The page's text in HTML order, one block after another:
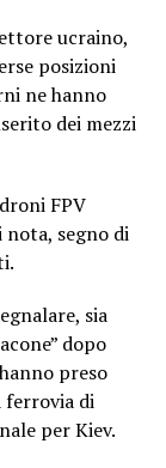
ucraino,
posizioni
ne hanno
dei mezzi
FPV
segno di
sia
dopo
preso
ferrovia di
per Kiev.